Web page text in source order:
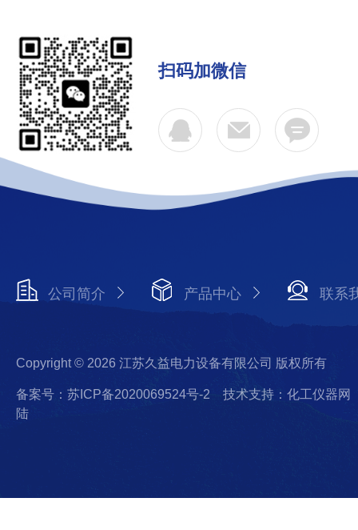
扫码加微信
公司简介 产品中心 联系
Copyright © 2026 江苏久益电力设备有限公司 版权所有
备案号：苏ICP备2020069524号-2
技术支持：化工仪器网
陆